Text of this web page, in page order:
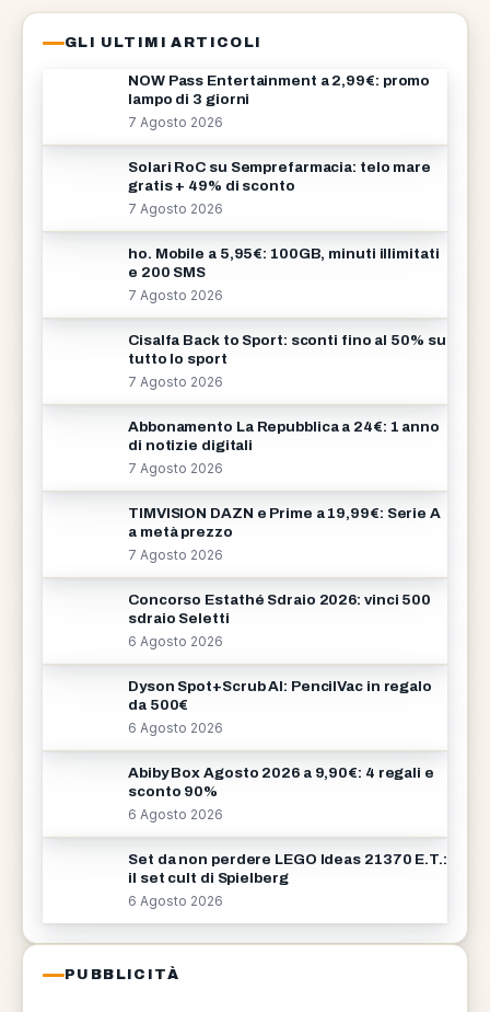
GLI ULTIMI ARTICOLI
NOW Pass Entertainment a 2,99€: promo
lampo di 3 giorni
7 Agosto 2026
Solari RoC su Semprefarmacia: telo mare
gratis + 49% di sconto
7 Agosto 2026
ho. Mobile a 5,95€: 100GB, minuti illimitati
e 200 SMS
7 Agosto 2026
Cisalfa Back to Sport: sconti fino al 50% su
tutto lo sport
7 Agosto 2026
Abbonamento La Repubblica a 24€: 1 anno
di notizie digitali
7 Agosto 2026
TIMVISION DAZN e Prime a 19,99€: Serie A
a metà prezzo
7 Agosto 2026
Concorso Estathé Sdraio 2026: vinci 500
sdraio Seletti
6 Agosto 2026
Dyson Spot+Scrub AI: PencilVac in regalo
da 500€
6 Agosto 2026
Abiby Box Agosto 2026 a 9,90€: 4 regali e
sconto 90%
6 Agosto 2026
Set da non perdere LEGO Ideas 21370 E.T.:
il set cult di Spielberg
6 Agosto 2026
PUBBLICITÀ